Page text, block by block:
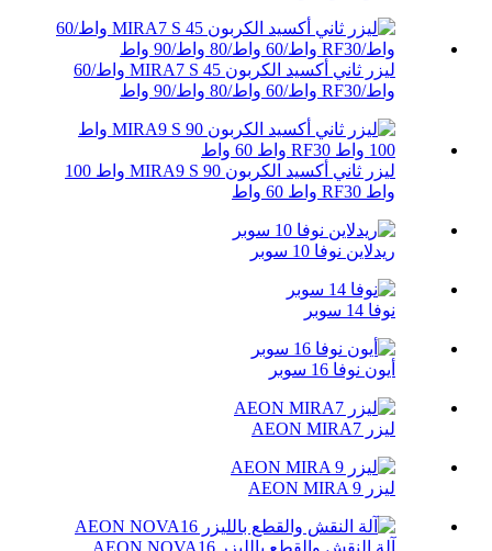
ليزر ثاني أكسيد الكربون MIRA7 S 45 واط/60
واط/RF30 واط/60 واط/80 واط/90 واط
ليزر ثاني أكسيد الكربون MIRA9 S 90 واط 100
واط RF30 واط 60 واط
ريدلاين نوفا 10 سوبر
نوفا 14 سوبر
أيون نوفا 16 سوبر
ليزر AEON MIRA7
ليزر AEON MIRA 9